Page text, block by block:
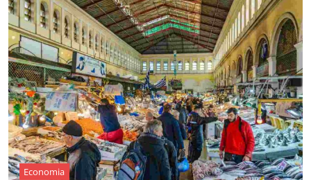
Economia